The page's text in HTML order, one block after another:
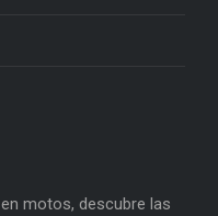
motos, descubre las